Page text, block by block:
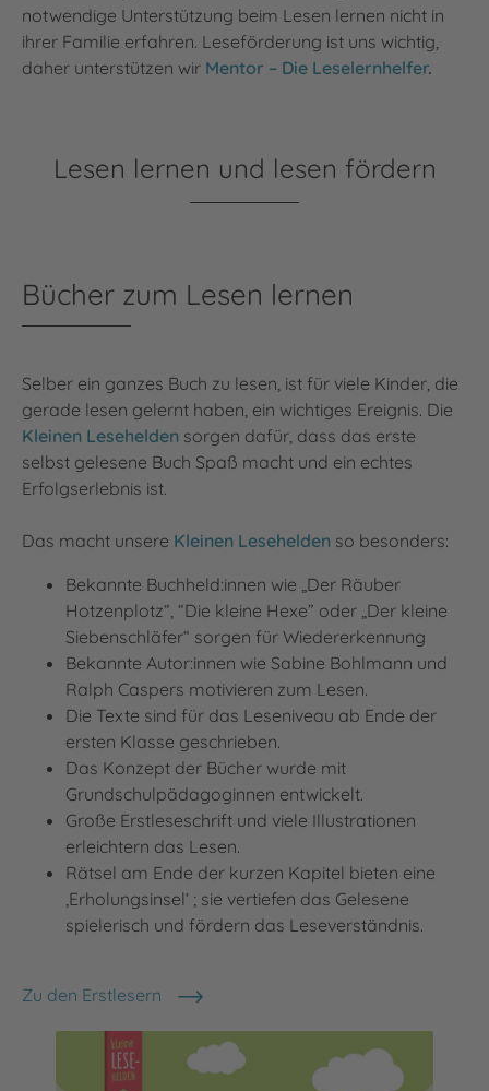
notwendige Unterstützung beim Lesen lernen nicht in
ihrer Familie erfahren. Leseförderung ist uns wichtig,
daher unterstützen wir Mentor – Die Leselernhelfer.
Lesen lernen und lesen fördern
Bücher zum Lesen lernen
Selber ein ganzes Buch zu lesen, ist für viele Kinder, die
gerade lesen gelernt haben, ein wichtiges Ereignis. Die
Kleinen Lesehelden sorgen dafür, dass das erste
selbst gelesene Buch Spaß macht und ein echtes
Erfolgserlebnis ist.
Das macht unsere Kleinen Lesehelden so besonders:
Bekannte Buchheld:innen wie „Der Räuber
Hotzenplotz“, “Die kleine Hexe” oder „Der kleine
Siebenschläfer“ sorgen für Wiedererkennung
Bekannte Autor:innen wie Sabine Bohlmann und
Ralph Caspers motivieren zum Lesen.
Die Texte sind für das Leseniveau ab Ende der
ersten Klasse geschrieben.
Das Konzept der Bücher wurde mit
Grundschulpädagoginnen entwickelt.
Große Erstleseschrift und viele Illustrationen
erleichtern das Lesen.
Rätsel am Ende der kurzen Kapitel bieten eine
‚Erholungsinsel‘ ; sie vertiefen das Gelesene
spielerisch und fördern das Leseverständnis.
Zu den Erstlesern